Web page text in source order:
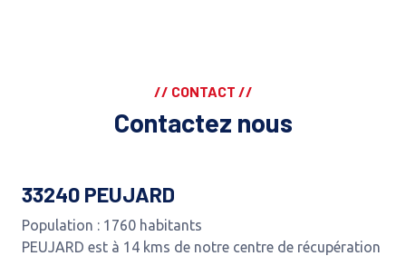
// CONTACT //
Contactez nous
33240 PEUJARD
Population : 1760 habitants
PEUJARD est à 14 kms de notre centre de récupération